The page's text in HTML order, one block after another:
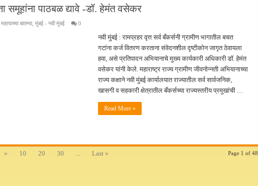
समूहांना पाठबळ द्यावे -डॉ. हेमंत वसेकर
महत्वाच्या बातम्या, मुंबई - नवी मुंबई 0
नवी मुंबई : रामप्रहर वृत्त सर्व बँकर्सनी ग्रामीण भागातील बचत
गटांना कर्ज वितरण करताना संवेदनशील दृष्टीकोन जागृत ठेवायला
हवा, असे प्रतिपादन अभियानाचे मुख्य कार्यकारी अधिकारी डॉ. हेमंत
वसेकर यांनी केले. महाराष्ट्र राज्य ग्रामीण जीवनोन्नती अभियानाच्या
राज्य कक्षाने नवी मुंबई कार्यालयात राज्यातील सर्व सार्वजनिक,
खासगी व सहकारी क्षेत्रातील बँकर्सच्या राज्यस्तरीय प्रमुखांची …
Read More »
Page 1 of 48
» 10 20 30 ... Last »